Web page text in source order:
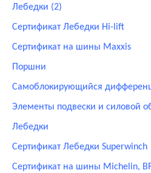
Лебедки (2)
Сертификат Лебедки Hi-lift
Сертификат на шины Maxxis
Поршни
Самоблокирующийся
Элементы подвески и силовой
Лебедки
Сертификат Лебедки Superwinch
Сертификат на шины Michelin,